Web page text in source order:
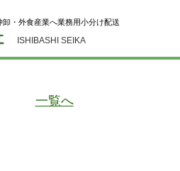
ISHIBASHI SEIKA
・外食産業へ業務用小分け配送
一覧へ